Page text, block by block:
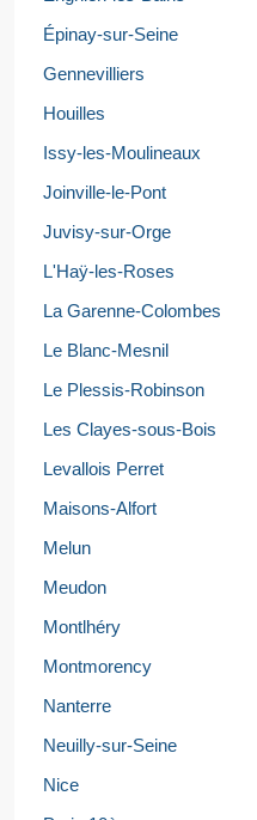
Épinay-sur-Seine
Gennevilliers
Houilles
Issy-les-Moulineaux
Joinville-le-Pont
Juvisy-sur-Orge
L'Haÿ-les-Roses
La Garenne-Colombes
Le Blanc-Mesnil
Le Plessis-Robinson
Les Clayes-sous-Bois
Levallois Perret
Maisons-Alfort
Melun
Meudon
Montlhéry
Montmorency
Nanterre
Neuilly-sur-Seine
Nice